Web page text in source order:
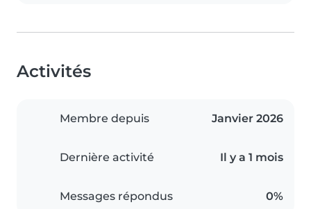
Activités
Membre depuis Janvier 2026
Dernière activité Il y a 1 mois
Messages répondus 0%